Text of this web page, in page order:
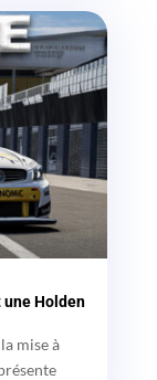
une Holden
mise à